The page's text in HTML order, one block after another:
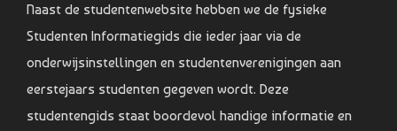
Naast de studentenwebsite hebben we de fysieke
Studenten Informatiegids die ieder jaar via de
onderwijsinstellingen en studentenverenigingen aan
eerstejaars studenten gegeven wordt. Deze
studentengids staat boordevol handige informatie en